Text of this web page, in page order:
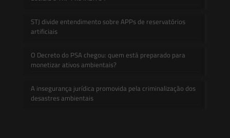
STJ divide entendimento sobre APPs de reservatórios
artificiais
O Decreto do PSA chegou: quem está preparado para
monetizar ativos ambientais?
A insegurança jurídica promovida pela criminalização dos
desastres ambientais